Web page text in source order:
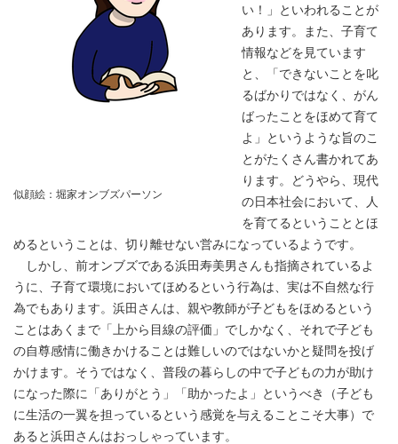
似顔絵：堀家オンブズパーソン
い！」といわれることが
あります。また、子育て
情報などを見ています
と、「できないことを叱
るばかりではなく、がん
ばったことをほめて育て
よ」というような旨のこ
とがたくさん書かれてあ
ります。どうやら、現代
の日本社会において、人
を育てるということとほ
めるということは、切り離せない営みになっているようです。
しかし、前オンブズである浜田寿美男さんも指摘されているよ
うに、子育て環境においてほめるという行為は、実は不自然な行
為でもあります。浜田さんは、親や教師が子どもをほめるという
ことはあくまで「上から目線の評価」でしかなく、それで子ども
の自尊感情に働きかけることは難しいのではないかと疑問を投げ
かけます。そうではなく、普段の暮らしの中で子どもの力が助け
になった際に「ありがとう」「助かったよ」というべき（子ども
に生活の一翼を担っているという感覚を与えることこそ大事）で
あると浜田さんはおっしゃっています。